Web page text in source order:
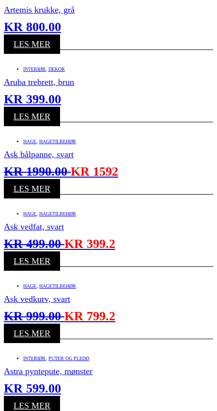
Artemis krukke, grå
KR 800.00
LES MER
INTERIØR DEKOR
Aruba trebrett, brun
KR 399.00
LES MER
HAGE HAGETILBEHØR
Ask bålpanne, svart
KR1990.00KR 1592
LES MER
HAGE HAGETILBEHØR
Ask vedfat, svart
KR499.00KR 399.2
LES MER
HAGE HAGETILBEHØR
Ask vedkurv, svart
KR999.00KR 799.2
LES MER
INTERIØR PUTER OG PLEDD
Astra pyntepute, mønster
KR 599.00
LES MER